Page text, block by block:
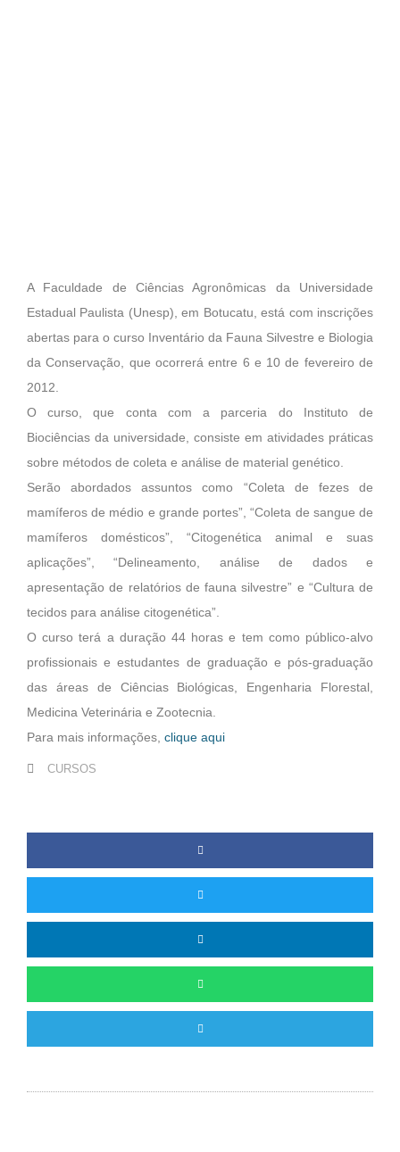
A Faculdade de Ciências Agronômicas da Universidade
Estadual Paulista (Unesp), em Botucatu, está com inscrições
abertas para o curso Inventário da Fauna Silvestre e Biologia
da Conservação, que ocorrerá entre 6 e 10 de fevereiro de
2012.
O curso, que conta com a parceria do Instituto de
Biociências da universidade, consiste em atividades práticas
sobre métodos de coleta e análise de material genético.
Serão abordados assuntos como “Coleta de fezes de
mamíferos de médio e grande portes”, “Coleta de sangue de
mamíferos domésticos”, “Citogenética animal e suas
aplicações”, “Delineamento, análise de dados e
apresentação de relatórios de fauna silvestre” e “Cultura de
tecidos para análise citogenética”.
O curso terá a duração 44 horas e tem como público-alvo
profissionais e estudantes de graduação e pós-graduação
das áreas de Ciências Biológicas, Engenharia Florestal,
Medicina Veterinária e Zootecnia.
Para mais informações, clique aqui
CURSOS